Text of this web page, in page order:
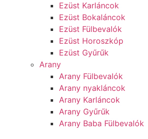
Ezüst Karláncok
Ezüst Bokaláncok
Ezüst Fülbevalók
Ezüst Horoszkóp
Ezüst Gyűrűk
Arany
Arany Fülbevalók
Arany nyakláncok
Arany Karláncok
Arany Gyűrűk
Arany Baba Fülbevalók